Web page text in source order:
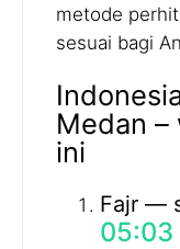
metode
sesuai bagi
Medan
ini
Fajr —
05:03